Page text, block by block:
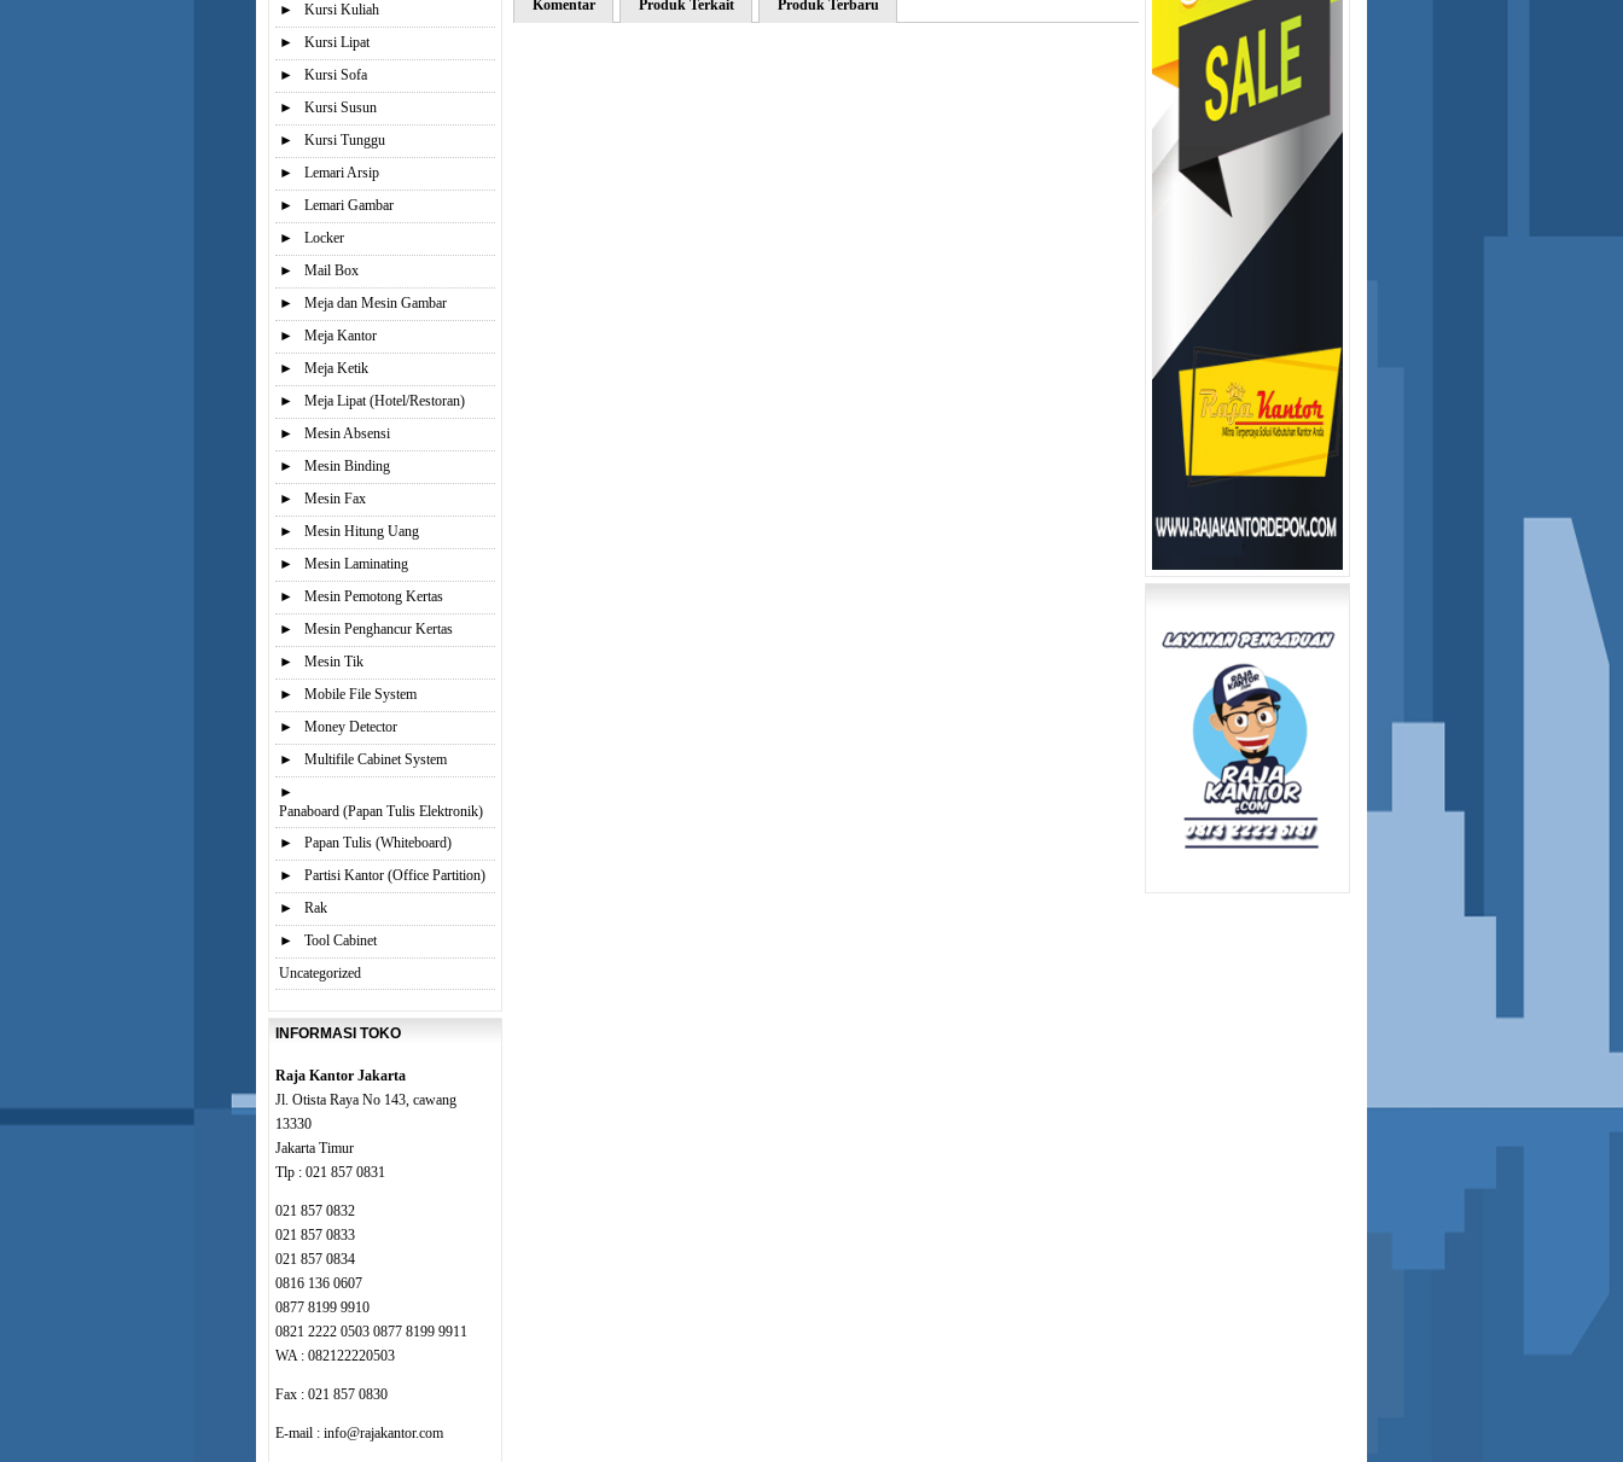
Komentar Produk Terkait Produk Terbaru
►
Kursi Kuliah
►
Kursi Lipat
►
Kursi Sofa
►
Kursi Susun
►
Kursi Tunggu
►
Lemari Arsip
►
Lemari Gambar
►
Locker
►
Mail Box
►
Meja dan Mesin Gambar
►
Meja Kantor
►
Meja Ketik
►
Meja Lipat (Hotel/Restoran)
►
Mesin Absensi
►
Mesin Binding
►
Mesin Fax
►
Mesin Hitung Uang
►
Mesin Laminating
►
Mesin Pemotong Kertas
►
Mesin Penghancur Kertas
►
Mesin Tik
►
Mobile File System
►
Money Detector
►
Multifile Cabinet System
►
Panaboard (Papan Tulis Elektronik)
►
Papan Tulis (Whiteboard)
►
Partisi Kantor (Office Partition)
►
Rak
►
Tool Cabinet
Uncategorized
INFORMASI TOKO
Raja Kantor Jakarta
Jl. Otista Raya No 143, cawang
13330
Jakarta Timur
Tlp : 021 857 0831
021 857 0832
021 857 0833
021 857 0834
0816 136 0607
0877 8199 9910
0821 2222 0503 0877 8199 9911
WA : 082122220503
Fax : 021 857 0830
E-mail : info@rajakantor.com